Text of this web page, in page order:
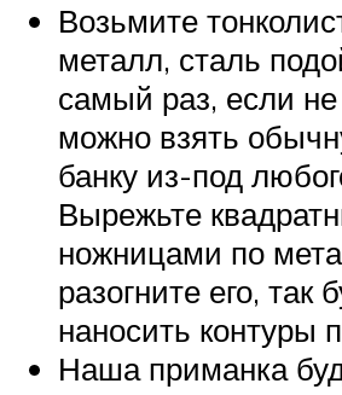
Возьмите
металл, сталь
самый раз, если не
можно взять
банку из-под
Вырежьте
ножницами по
разогните его, так
наносить контуры
Наша приманка